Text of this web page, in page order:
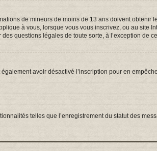
de mineurs de moins de 13 ans doivent obtenir
à vous, lorsque vous vous inscrivez, ou au site
questions légales de toute sorte, à l’exception de
avoir désactivé l’inscription pour en
telles que l’enregistrement du statut des